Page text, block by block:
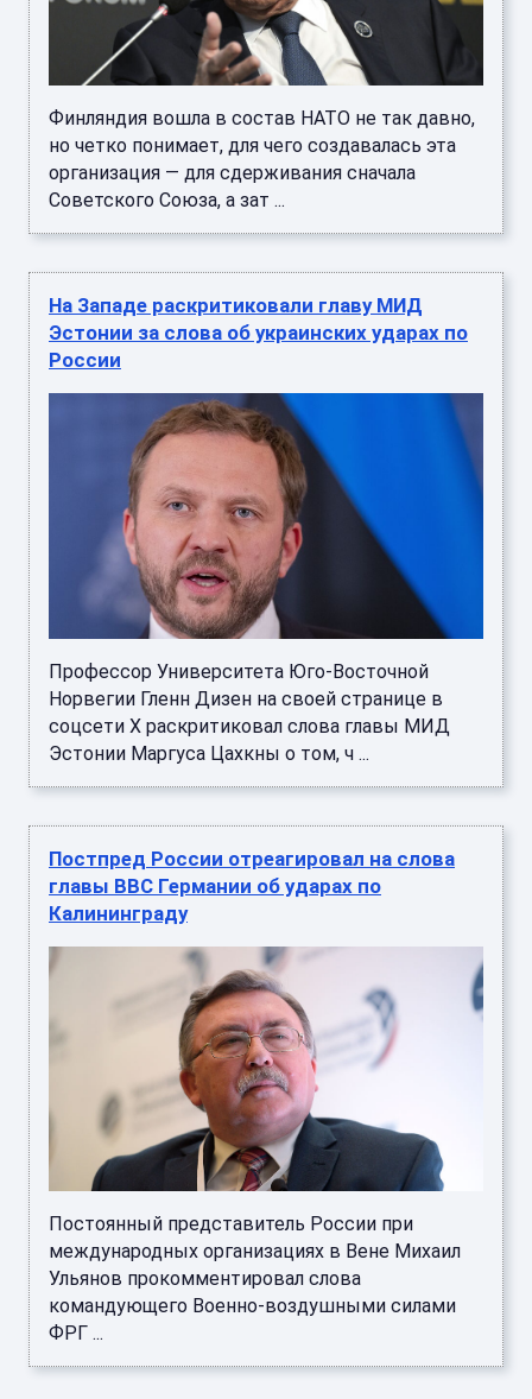
Финляндия вошла в состав НАТО не так давно,
но четко понимает, для чего создавалась эта
организация — для сдерживания сначала
Советского Союза, а зат ...
На Западе раскритиковали главу МИД
Эстонии за слова об украинских ударах по
России
Профессор Университета Юго-Восточной
Норвегии Гленн Дизен на своей странице в
соцсети Х раскритиковал слова главы МИД
Эстонии Маргуса Цахкны о том, ч ...
Постпред России отреагировал на слова
главы ВВС Германии об ударах по
Калининграду
Постоянный представитель России при
международных организациях в Вене Михаил
Ульянов прокомментировал слова
командующего Военно-воздушными силами
ФРГ ...